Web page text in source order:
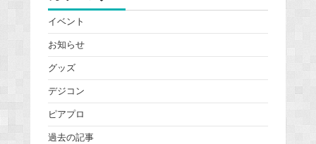
イベント
お知らせ
グッズ
デジコン
ピアプロ
過去の記事